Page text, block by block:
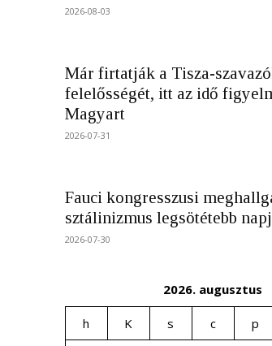
2026-08-03
Már firtatják a Tisza-
felelősségét, itt az idő
Magyart
2026-07-31
Fauci kongresszusi
sztálinizmus legsötétebb
2026-07-30
2026. augusztus
h K s c p